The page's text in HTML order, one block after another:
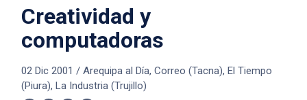
Creatividad y
computadoras
02 Dic 2001 / Arequipa al Día, Correo (Tacna), El Tiempo
(Piura), La Industria (Trujillo)